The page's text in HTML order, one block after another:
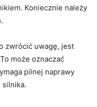
Koniecznie należy
zwrócić uwagę, jest
⁣może oznaczać
pilnej⁤ naprawy
⁣silnika.